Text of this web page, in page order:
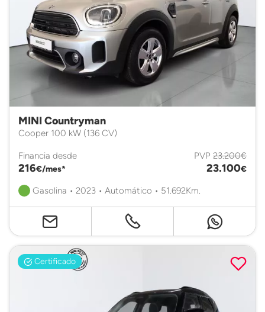
MINI Countryman
Cooper 100 kW (136 CV)
Financia desde
216€/mes*
PVP 23.200€
23.100€
Gasolina • 2023 • Automático • 51.692Km.
Certificado